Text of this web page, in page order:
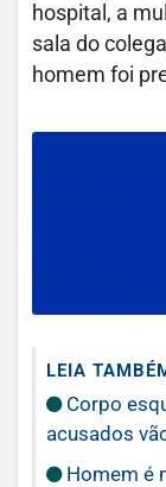
hospital, a
sala do
homem foi
LEIA
Corpo
acusados
Homem é